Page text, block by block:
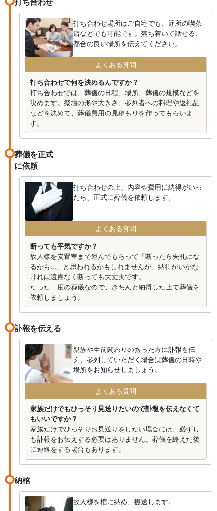
打ち合わせ場所はご自宅でも、近所の喫茶
店などでも可能です。落ち着いて話せる、
都合の良い場所を伝えてください。
よくある質問
打ち合わせで何を決めるんですか？
打ち合わせでは、葬儀の日程、場所、葬儀の規模などを
決めます。祭壇の形や大きさ、参列者への料理や返礼品
などを決めて、葬儀費用の見積もりを作ってもらいま
す。
葬儀を正式
に依頼
打ち合わせの上、内容や費用に納得がいっ
たら、正式に葬儀を依頼します。
よくある質問
断っても平気ですか？
故人様を安置室まで運んでもらって「断ったら失礼にな
るかも...」と思われるかもしれませんが、納得がいかな
ければ遠慮なく断っても大丈夫です。
たった一度の葬儀なので、きちんと納得した上で葬儀を
依頼しましょう。
訃報を伝える
親族や生前関わりのあった方に訃報を伝
え、参列していただく場合は葬儀の日時や
場所をお知らせしましょう。
よくある質問
家族だけでもひっそり見送りたいので訃報を伝えなくて
もいいですか？
家族だけでひっそりお見送りをしたい場合には、必ずし
も訃報をお伝えする必要はありません。葬儀を終えた後
に連絡をする場合もあります。
納棺
故人様を棺に納め、搬送します。